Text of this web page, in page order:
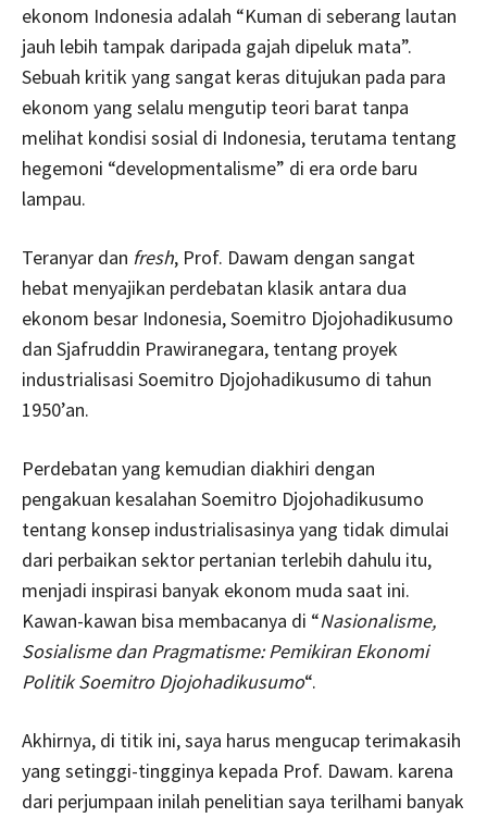
ekonom Indonesia adalah “Kuman di seberang lautan
jauh lebih tampak daripada gajah dipeluk mata”.
Sebuah kritik yang sangat keras ditujukan pada para
ekonom yang selalu mengutip teori barat tanpa
melihat kondisi sosial di Indonesia, terutama tentang
hegemoni “developmentalisme” di era orde baru
lampau.
Teranyar dan fresh, Prof. Dawam dengan sangat
hebat menyajikan perdebatan klasik antara dua
ekonom besar Indonesia, Soemitro Djojohadikusumo
dan Sjafruddin Prawiranegara, tentang proyek
industrialisasi Soemitro Djojohadikusumo di tahun
1950’an.
Perdebatan yang kemudian diakhiri dengan
pengakuan kesalahan Soemitro Djojohadikusumo
tentang konsep industrialisasinya yang tidak dimulai
dari perbaikan sektor pertanian terlebih dahulu itu,
menjadi inspirasi banyak ekonom muda saat ini.
Kawan-kawan bisa membacanya di “Nasionalisme,
Sosialisme dan Pragmatisme: Pemikiran Ekonomi
Politik Soemitro Djojohadikusumo“.
Akhirnya, di titik ini, saya harus mengucap terimakasih
yang setinggi-tingginya kepada Prof. Dawam. karena
dari perjumpaan inilah penelitian saya terilhami banyak